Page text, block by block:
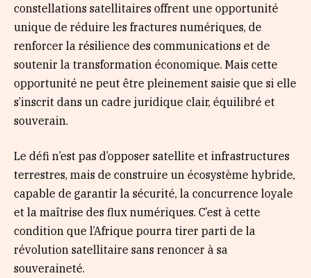
constellations satellitaires offrent une opportunité
unique de réduire les fractures numériques, de
renforcer la résilience des communications et de
soutenir la transformation économique. Mais cette
opportunité ne peut être pleinement saisie que si elle
s’inscrit dans un cadre juridique clair, équilibré et
souverain.
Le défi n’est pas d’opposer satellite et infrastructures
terrestres, mais de construire un écosystème hybride,
capable de garantir la sécurité, la concurrence loyale
et la maîtrise des flux numériques. C’est à cette
condition que l’Afrique pourra tirer parti de la
révolution satellitaire sans renoncer à sa
souveraineté.